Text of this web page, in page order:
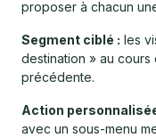
proposer à chacun
Segment ciblé : les
destination » au cours
précédente.
Action
avec un sous-menu